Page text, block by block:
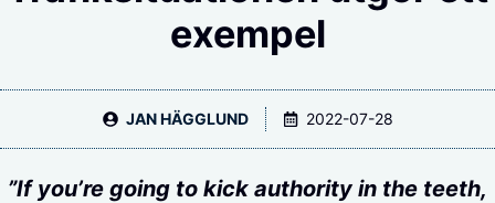
exempel
JAN HÄGGLUND 2022-07-28
”If you’re going to kick authority in the teeth,